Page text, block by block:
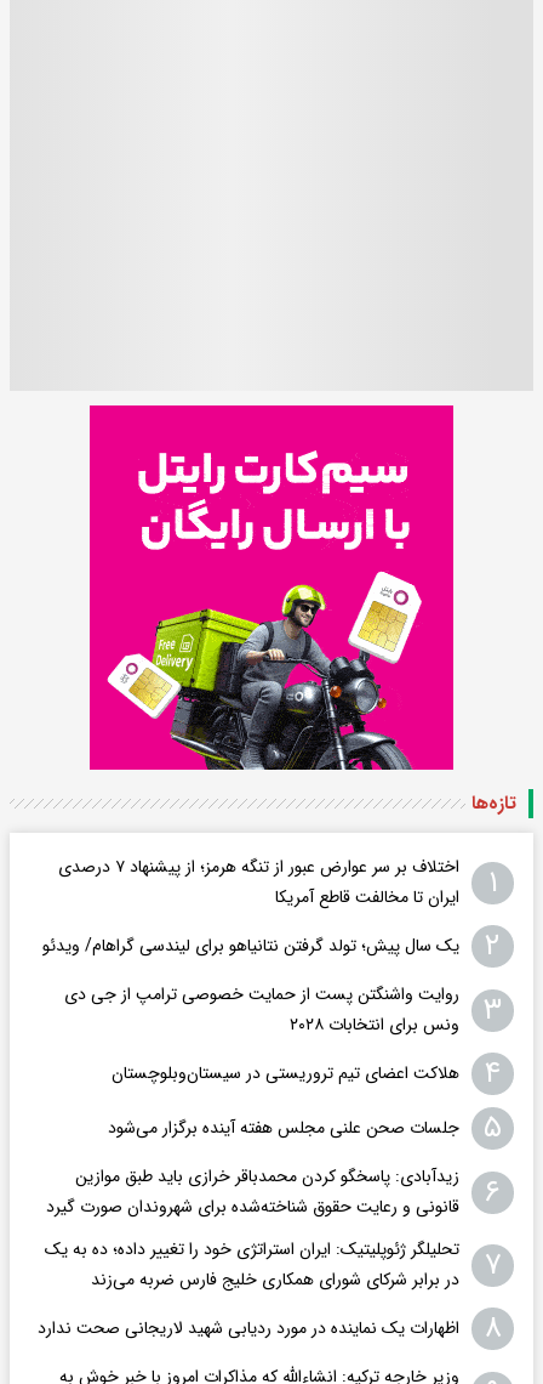
تازه‌ها
۱
اختلاف بر سر عوارض عبور از تنگه هرمز؛ از پیشنهاد ۷ درصدی
ایران تا مخالفت قاطع آمریکا
۲ یک سال پیش؛ تولد گرفتن نتانیاهو برای لیندسی گراهام/ ویدئو
۳
روایت واشنگتن پست از حمایت خصوصی ترامپ از جی دی
ونس برای انتخابات ۲۰۲۸
۴ هلاکت اعضای تیم تروریستی در سیستان‌وبلوچستان
۵ جلسات صحن علنی مجلس هفته آینده برگزار می‌شود
۶
زیدآبادی: پاسخگو کردن محمدباقر خرازی باید طبق موازین
قانونی و رعایت حقوق شناخته‌شده برای شهروندان صورت گیرد
۷
تحلیلگر ژئوپلیتیک: ایران استراتژی خود را تغییر داده؛ ده به یک
در برابر شرکای شورای همکاری خلیج فارس ضربه می‌زند
۸ اظهارات یک نماینده در مورد ردیابی شهید لاریجانی صحت ندارد
وزیر خارجه ترکیه: انشاءالله که مذاکرات امروز با خبر خوش به